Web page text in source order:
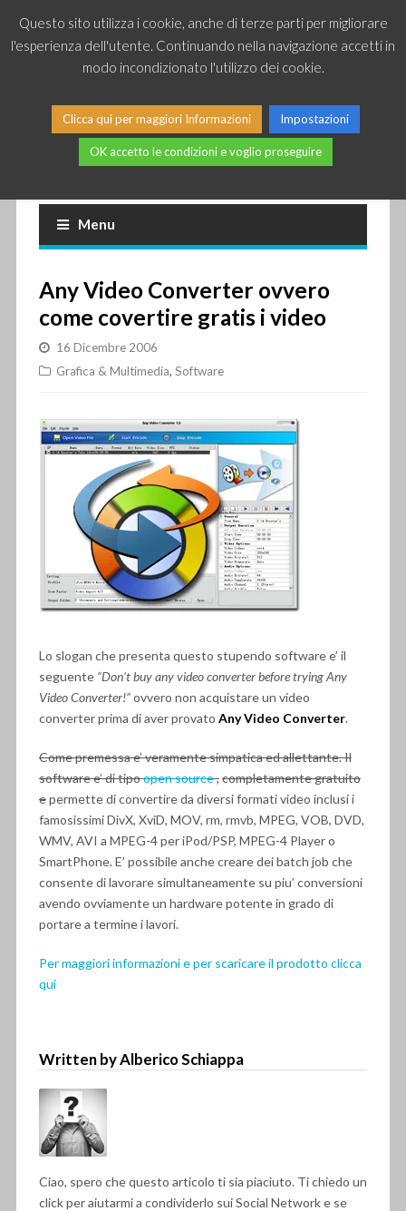
Piccole news dal mondo IT
Menu
Any Video Converter ovvero
come covertire gratis i video
16 Dicembre 2006
Grafica & Multimedia, Software
Lo slogan che presenta questo stupendo software e’ il
seguente “Don’t buy any video converter before trying Any
Video Converter!”ovvero non acquistare un video
converter prima di aver provato Any Video Converter.
Come premessa e’ veramente simpatica ed allettante. Il
software e’ di tipoopen source,completamente gratuito
epermette di convertire da diversi formati video inclusi i
famosissimi DivX, XviD, MOV, rm, rmvb, MPEG, VOB, DVD,
WMV, AVI a MPEG-4 per iPod/PSP, MPEG-4 Player o
SmartPhone. E’ possibile anche creare dei batch job che
consente di lavorare simultaneamente su piu’ conversioni
avendo ovviamente un hardware potente in grado di
portare a termine i lavori.
Per maggiori informazioni e per scaricare il prodotto clicca
qui
Written by Alberico Schiappa
Ciao, spero che questo articolo ti sia piaciuto. Ti chiedo un
click per aiutarmi a condividerlo sui Social Network e se
Questo sito utilizza i cookie, anche di terze parti per migliorare
l'esperienza dell'utente. Continuando nella navigazione accetti in
modo incondizionato l'utilizzo dei cookie.
Clicca qui per maggiori Informazioni Impostazioni
OK accetto le condizioni e voglio proseguire